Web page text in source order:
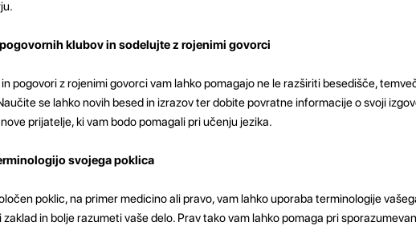
klubov in sodelujte z rojenimi govorci
pogovori z rojenimi govorci vam lahko pomagajo ne le razširiti besedišče,
se lahko novih besed in izrazov ter dobite povratne informacije o svoji
prijatelje, ki vam bodo pomagali pri učenju jezika.
svojega poklica
poklic, na primer medicino ali pravo, vam lahko uporaba terminologije
in bolje razumeti vaše delo. Prav tako vam lahko pomaga pri